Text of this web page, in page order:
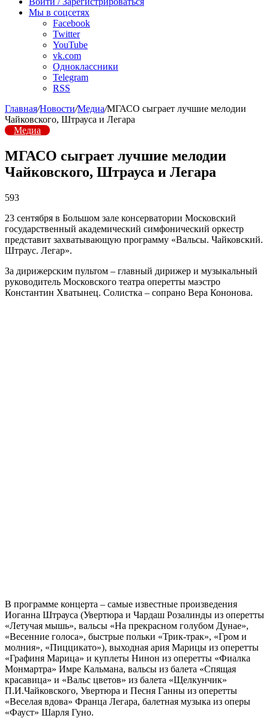
Мы в соцсетях
Facebook
Twitter
YouTube
vk.com
Одноклассники
Telegram
RSS
Главная/Новости/Медиа/МГАСО сыграет лучшие мелодии
Чайковского, Штрауса и Легара
Медиа
МГАСО сыграет лучшие мелодии
Чайковского, Штрауса и Легара
593
23 сентября в Большом зале консерватории Московский
государственный академический симфонический оркестр
представит захватывающую программу «Вальсы. Чайковский.
Штраус. Легар».
За дирижерским пультом – главный дирижер и музыкальный
руководитель Московского театра оперетты маэстро
Константин Хватынец. Солистка – сопрано Вера Кононова.
В программе концерта – самые известные произведения
Иоганна Штрауса (Увертюра и Чардаш Розалинды из оперетты
«Летучая мышь», вальсы «На прекрасном голубом Дунае»,
«Весенние голоса», быстрые польки «Трик-трак», «Гром и
молния», «Пиццикато»), выходная ария Марицы из оперетты
«Графиня Марица» и куплеты Нинон из оперетты «Фиалка
Монмартра» Имре Кальмана, вальсы из балета «Спящая
красавица» и «Вальс цветов» из балета «Щелкунчик»
П.И.Чайковского, Увертюра и Песня Ганны из оперетты
«Веселая вдова» Франца Легара, балетная музыка из оперы
«Фауст» Шарля Гуно.